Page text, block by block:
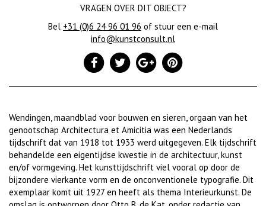
VRAGEN OVER DIT OBJECT?
Bel +31 (0)6 24 96 01 96 of stuur een e-mail
info@kunstconsult.nl
Wendingen, maandblad voor bouwen en sieren, orgaan van het
genootschap Architectura et Amicitia was een Nederlands
tijdschrift dat van 1918 tot 1933 werd uitgegeven. Elk tijdschrift
behandelde een eigentijdse kwestie in de architectuur, kunst
en/of vormgeving. Het kunsttijdschrift viel vooral op door de
bijzondere vierkante vorm en de onconventionele typografie. Dit
exemplaar komt uit 1927 en heeft als thema Interieurkunst. De